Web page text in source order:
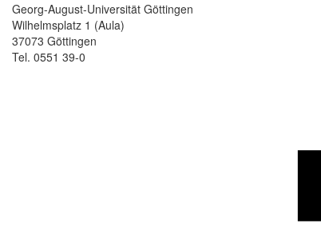
Georg-August-Universität Göttingen
Wilhelmsplatz 1 (Aula)
37073 Göttingen
Tel. 0551 39-0